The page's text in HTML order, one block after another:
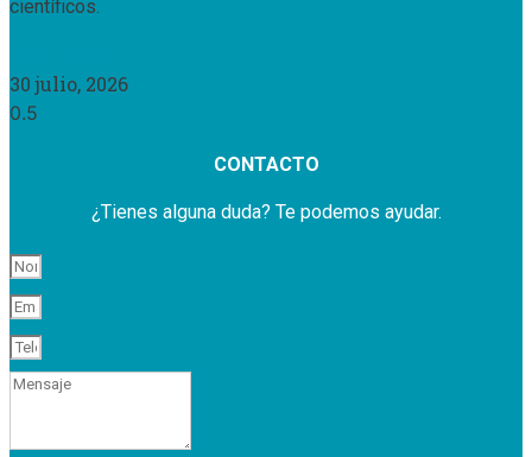
científicos.
30 julio, 2026
CONTACTO
¿Tienes alguna duda? Te podemos ayudar.